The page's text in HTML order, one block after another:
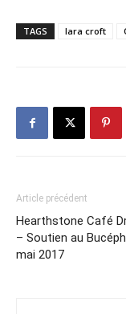
TAGS lara croft
Article précédent
Hearthstone Café
– Soutien au
mai 2017